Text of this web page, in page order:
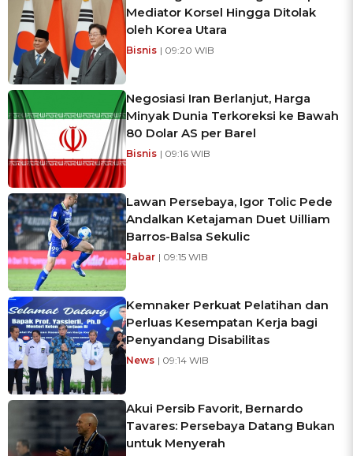
Mediator Korsel Hingga Ditolak
oleh Korea Utara
Bisnis | 09:20 WIB
Negosiasi Iran Berlanjut, Harga
Minyak Dunia Terkoreksi ke Bawah
80 Dolar AS per Barel
Bisnis | 09:16 WIB
Lawan Persebaya, Igor Tolic Pede
Andalkan Ketajaman Duet Uilliam
Barros-Balsa Sekulic
Jabar | 09:15 WIB
Kemnaker Perkuat Pelatihan dan
Perluas Kesempatan Kerja bagi
Penyandang Disabilitas
News | 09:14 WIB
Akui Persib Favorit, Bernardo
Tavares: Persebaya Datang Bukan
untuk Menyerah